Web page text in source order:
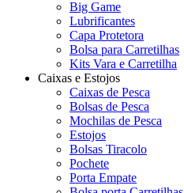
Big Game
Lubrificantes
Capa Protetora
Bolsa para Carretilhas
Kits Vara e Carretilha
Caixas e Estojos
Caixas de Pesca
Bolsas de Pesca
Mochilas de Pesca
Estojos
Bolsas Tiracolo
Pochete
Porta Empate